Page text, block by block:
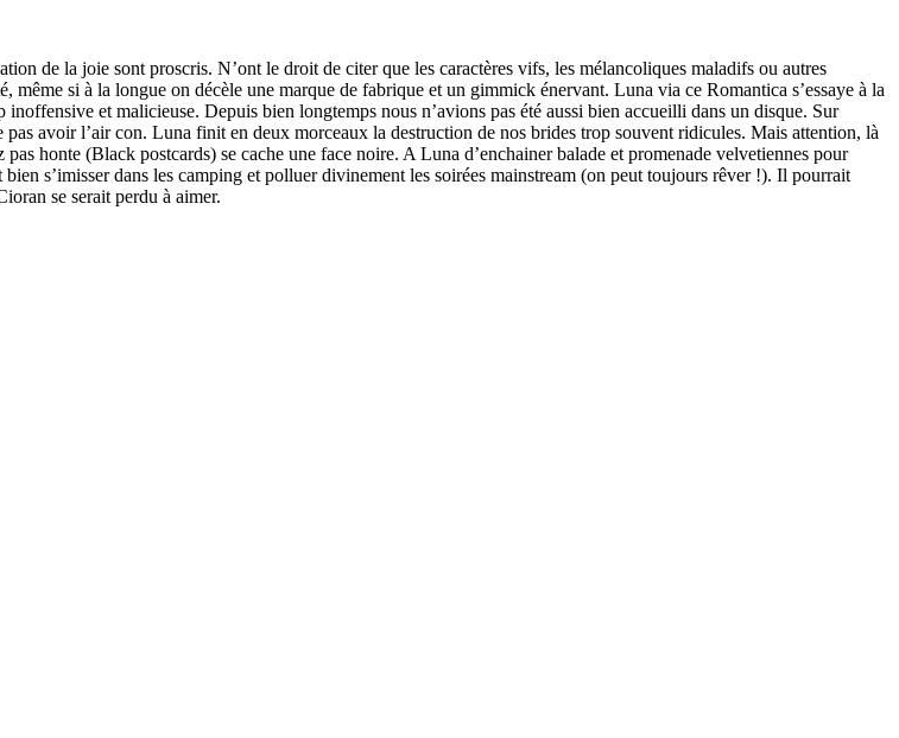
de la joie sont proscris. N’ont le droit de citer que les caractères vifs, les mélancoliques maladifs ou autres
même si à la longue on décèle une marque de fabrique et un gimmick énervant. Luna via ce Romantica s’essaye à la
et malicieuse. Depuis bien longtemps nous n’avions pas été aussi bien accueilli dans un disque. Sur
avoir l’air con. Luna finit en deux morceaux la destruction de nos brides trop souvent ridicules. Mais attention, là
honte (Black postcards) se cache une face noire. A Luna d’enchainer balade et promenade velvetiennes pour
s’imisser dans les camping et polluer divinement les soirées mainstream (on peut toujours rêver !). Il pourrait
se serait perdu à aimer.